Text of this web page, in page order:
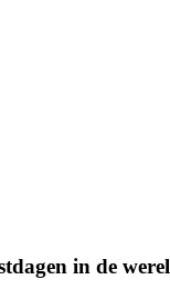
in de